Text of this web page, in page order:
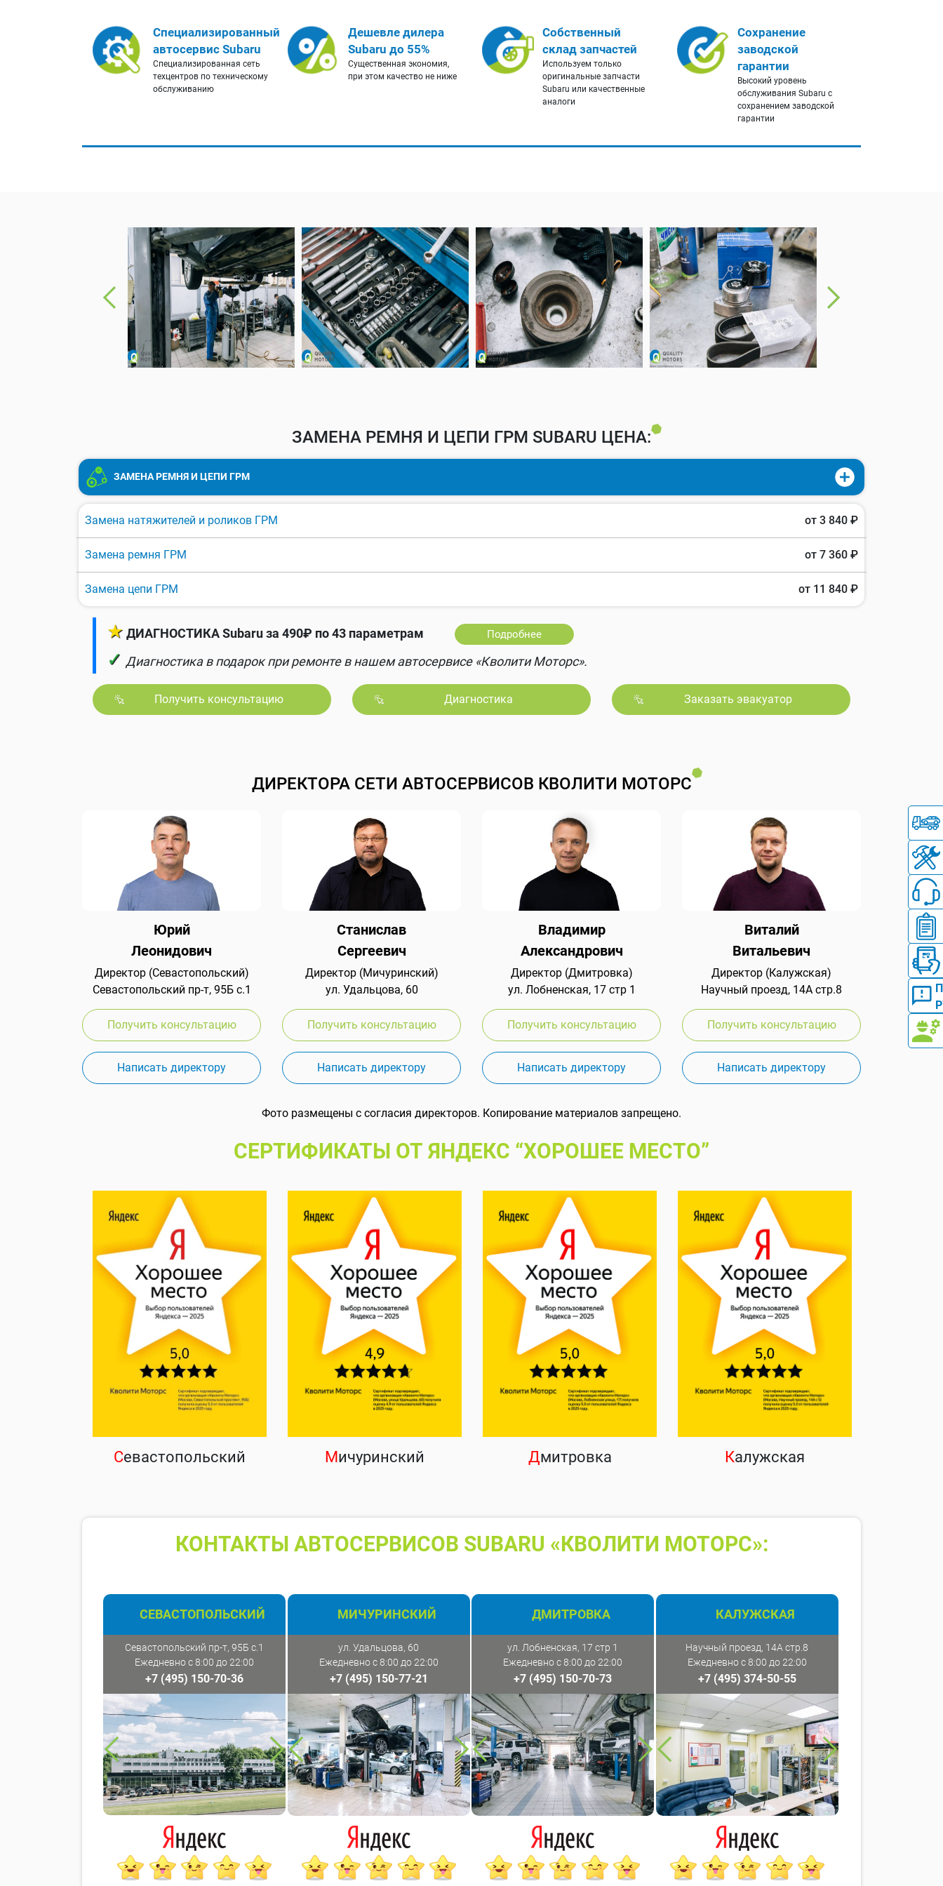
Специализированный
автосервис Subaru
Специализированная сеть
техцентров по техническому
обслуживанию
Дешевле дилера
Subaru до 55%
Существенная экономия,
при этом качество не ниже
Собственный
склад запчастей
Используем только
оригинальные запчасти
Subaru или качественные
аналоги
Сохранение
заводской
гарантии
Высокий уровень
обслуживания Subaru с
сохранением заводской
гарантии
ЗАМЕНА РЕМНЯ И ЦЕПИ ГРМ SUBARU ЦЕНА:
ЗАМЕНА РЕМНЯ И ЦЕПИ ГРМ
Замена натяжителей и роликов ГРМ от 3 840 ₽
Замена ремня ГРМ от 7 360 ₽
Замена цепи ГРМ от 11 840 ₽
★ ДИАГНОСТИКА Subaru за 490₽ по 43 параметрам Подробнее
✓ Диагностика в подарок при ремонте в нашем автосервисе «Кволити Моторс».
Получить консультацию Диагностика Заказать эвакуатор
ДИРЕКТОРА СЕТИ АВТОСЕРВИСОВ КВОЛИТИ МОТОРС
Юрий
Леонидович
Директор (Севастопольский)
Севастопольский пр-т, 95Б с.1
Получить консультацию
Написать директору
Станислав
Сергеевич
Директор (Мичуринский)
ул. Удальцова, 60
Получить консультацию
Написать директору
Владимир
Александрович
Директор (Дмитровка)
ул. Лобненская, 17 стр 1
Получить консультацию
Написать директору
Виталий
Витальевич
Директор (Калужская)
Научный проезд, 14А стр.8
Получить консультацию
Написать директору
Фото размещены с согласия директоров. Копирование материалов запрещено.
СЕРТИФИКАТЫ ОТ ЯНДЕКС “ХОРОШЕЕ МЕСТО”
Севастопольский Мичуринский Дмитровка Калужская
КОНТАКТЫ АВТОСЕРВИСОВ SUBARU «КВОЛИТИ МОТОРС»:
СЕВАСТОПОЛЬСКИЙ
Севастопольский пр-т, 95Б с.1
Ежедневно с 8:00 до 22:00
+7 (495) 150-70-36
МИЧУРИНСКИЙ
ул. Удальцова, 60
Ежедневно с 8:00 до 22:00
+7 (495) 150-77-21
ДМИТРОВКА
ул. Лобненская, 17 стр 1
Ежедневно с 8:00 до 22:00
+7 (495) 150-70-73
КАЛУЖСКАЯ
Научный проезд, 14А стр.8
Ежедневно с 8:00 до 22:00
+7 (495) 374-50-55